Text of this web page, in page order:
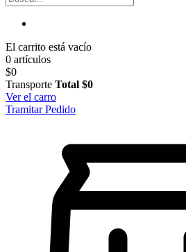
El carrito está vacío
0 artículos
$0
Transporte Total $0
Ver el carro
Tramitar Pedido